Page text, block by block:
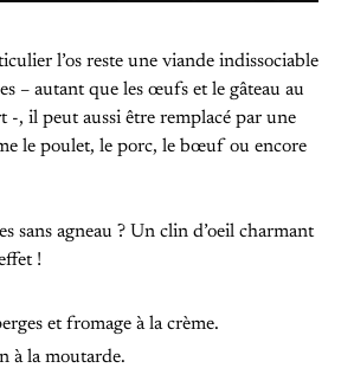
l’os reste une viande indissociable
– autant que les œufs et le gâteau au
-, il peut aussi être remplacé par une
le poulet, le porc, le bœuf ou encore
sans agneau ? Un clin d’oeil charmant
!
et fromage à la crème.
à la moutarde.